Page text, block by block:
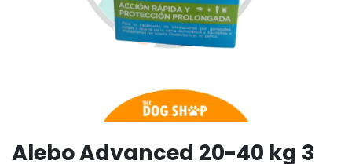
Alebo Advanced 20-40 kg 3